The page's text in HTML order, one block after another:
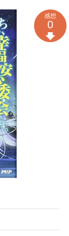
感想
0